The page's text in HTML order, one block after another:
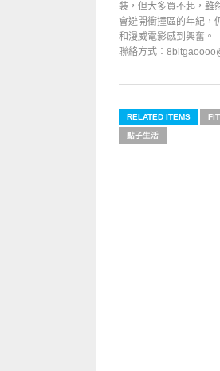
裝，但大多買不起，雖
會避開衝撞區的年紀，
和漫威電影感到興奮。
聯絡方式：
RELATED ITEMS
點子生活